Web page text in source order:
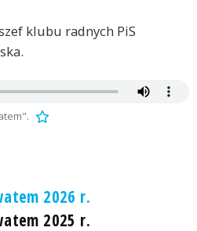
klubu radnych PiS
2026 r.
2025 r.